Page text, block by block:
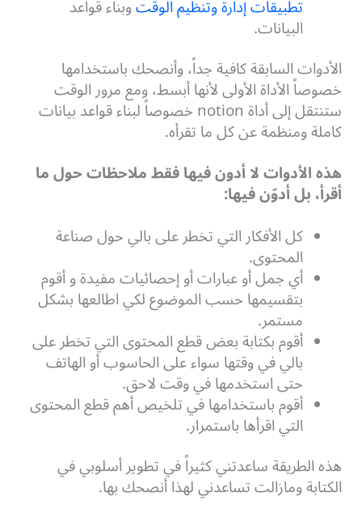
تطبيقات إدارة وتنظيم الوقتوبناء قواعد
البيانات.
الأدوات السابقة كافية جداً، وأنصحك باستخدامها
خصوصاً الأداة الأولى لأنها أبسط، ومع مرور الوقت
ستنتقل إلى أداة notion خصوصاً لبناء قواعد بيانات
كاملة ومنظمة عن كل ما تقرأه.
هذه الأدوات لا أدون فيها فقط ملاحظات حول ما
أقرأ، بل أدوّن فيها:
كل الأفكار التي تخطر على بالي حول صناعة
المحتوى.
أي جمل أو عبارات أو إحصائيات مفيدة و أقوم
بتقسيمها حسب الموضوع لكي اطالعها بشكل
مستمر.
أقوم بكتابة بعض قطع المحتوى التي تخطر على
بالي في وقتها سواء على الحاسوب أو الهاتف
حتى استخدمها في وقت لاحق.
أقوم باستخدامها في تلخيص أهم قطع المحتوى
التي اقرأها باستمرار.
هذه الطريقة ساعدتني كثيراً في تطوير أسلوبي في
الكتابة ومازالت تساعدني لهذا أنصحك بها.